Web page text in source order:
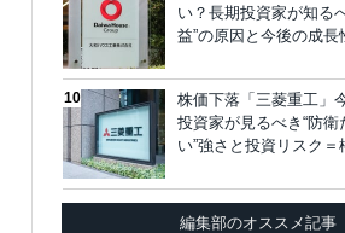
い？長期投資家が知る
益”の原因と今後の成長
株価下落「三菱重工」
投資家が見るべき“防衛
い”強さと投資リスク＝
編集部のオススメ記事